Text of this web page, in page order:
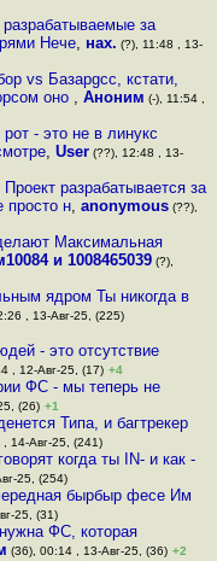
за
Нече, нах. (?), 11:48 , 13-
vs Базарgcc, кстати,
оно , Аноним (-), 11:54 ,
- это не в линукс
, User(??), 12:48 , 13-
разрабатывается за
просто н, anonymous(??),
Максимальная
и 1008465039(?),
ядром Ты никогда в
, 13-Авг-25, (225)
- это отсутствие
, 12-Авг-25, (17) +4
ФС - мы теперь не
(26) +1
Типа, и багтрекер
14-Авг-25, (241)
когда ты IN- и как -
25, (254)
бырбыр фесе Им
25, (31)
ФС, которая
(36), 00:14 , 13-Авг-25, (36) +2